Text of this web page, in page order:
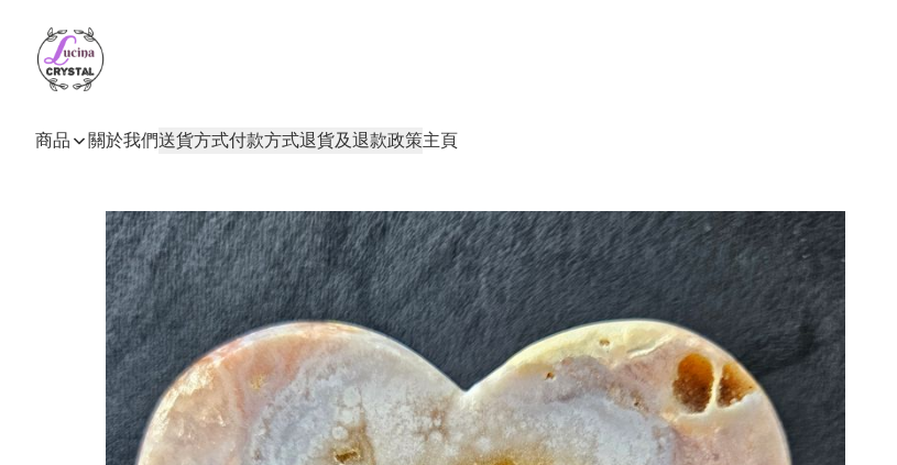
商品 關於我們送貨方式付款方式退貨及退款政策主頁